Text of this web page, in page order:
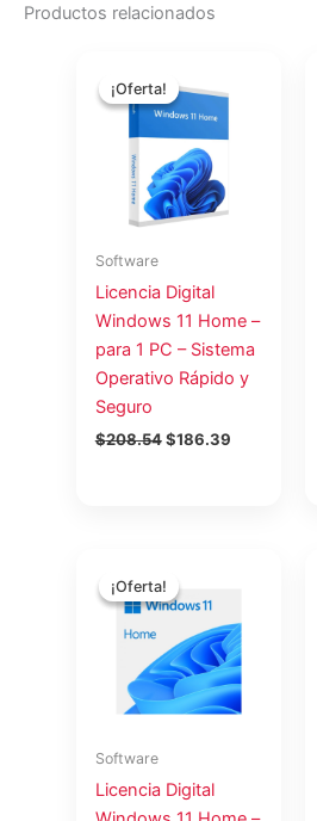
Productos relacionados
¡Oferta!
¡Oferta!
Software
Licencia Digital
Windows 11 Home –
para 1 PC – Sistema
Operativo Rápido y
Seguro
$208.54
precio
original
era:
$208.54.
$186.39
¡Oferta!
¡Oferta!
Software
Licencia Digital
precio
original
$193.65.$173.07.